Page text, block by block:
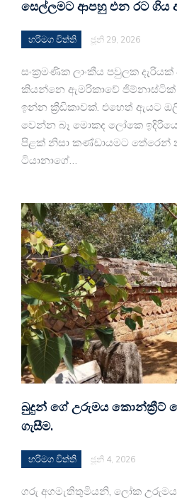
සෙල්ලමට ආපහු එන රට
හරිමග විත්ති ජූනි 29, 2026
සංක්‍රමණික ලාංකීය පවුලක
කියන්නෙ ඇමරිකාවේ ජිම්නාස්ටික්
ඉන්න ක්‍රීඩිකාවක්. එහෙත් ඇයට
වෙන්න බෑ මොකද ලෝකෙ
පිළක් නිසා කණ්ඩායමට තේරෙන්
ටියානාගේ…
බුදුන් ගේ උරුමය කොන්ක්‍රීට්
ගැසීම.
හරිමග විත්ති ජූනි 4, 2026
ගරු අගමැතිතුමියනි, ලෝක